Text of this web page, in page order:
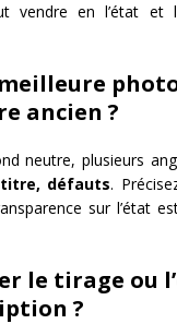
vendre en l’état et
ancien ?
neutre, plusieurs
défauts.
sur l’état
le tirage ou
?